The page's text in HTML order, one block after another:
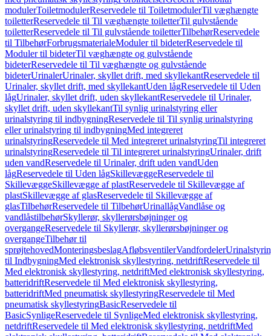
modulerToiletmodulerReservedele til ToiletmodulerTil væghængte
toiletterReservedele til Til væghængte toiletterTil gulvstående
toiletterReservedele til Til gulvstående toiletterTilbehørReservedele
til TilbehørForbrugsmaterialeModuler til bideterReservedele til
Moduler til bideterTil væghængte og gulvstående
bideterReservedele til Til væghængte og gulvstående
bideterUrinalerUrinaler, skyllet drift, med skyllekantReservedele til
Urinaler, skyllet drift, med skyllekantUden lågReservedele til Uden
lågUrinaler, skyllet drift, uden skyllekantReservedele til Urinaler,
skyllet drift, uden skyllekantTil synlig urinalstyring eller
urinalstyring til indbygningReservedele til Til synlig urinalstyring
eller urinalstyring til indbygningMed integreret
urinalstyringReservedele til Med integreret urinalstyringTil integreret
urinalstyringReservedele til Til integreret urinalstyringUrinaler, drift
uden vandReservedele til Urinaler, drift uden vandUden
lågReservedele til Uden lågSkillevæggeReservedele til
SkillevæggeSkillevægge af plastReservedele til Skillevægge af
plastSkillevægge af glasReservedele til Skillevægge af
glasTilbehørReservedele til TilbehørUrinallågVandlåse og
vandlåstilbehørSkyllerør, skyllerørsbøjninger og
overgangeReservedele til Skyllerør, skyllerørsbøjninger og
overgangeTilbehør til
sprøjtehovedMonteringsbeslagAfløbsventilerVandfordeler
til IndbygningMed elektronisk skyllestyring, netdriftReservedele til
Med elektronisk skyllestyring, netdriftMed elektronisk skyllestyring,
batteridriftReservedele til Med elektronisk skyllestyring,
batteridriftMed pneumatisk skyllestyringReservedele til Med
pneumatisk skyllestyringBasicReservedele til
BasicSynligeReservedele til SynligeMed elektronisk skyllestyring,
netdriftReservedele til Med elektronisk skyllestyring, netdriftMed